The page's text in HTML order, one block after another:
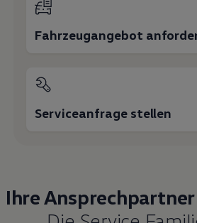
Fahrzeugangebot
Serviceanfrage stellen
Ihre Ansprechpartner